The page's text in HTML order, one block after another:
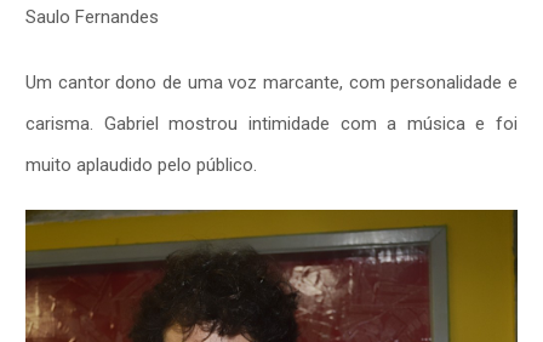
Saulo Fernandes
Um cantor dono de uma voz marcante, com personalidade e
carisma. Gabriel mostrou intimidade com a música e foi
muito aplaudido pelo público.